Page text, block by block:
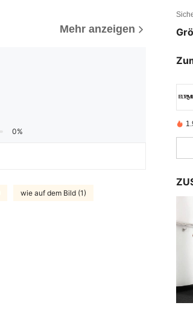
Mehr anzeigen
0%
wie auf dem Bild (1)